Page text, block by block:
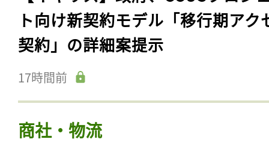
ト向け新契約モデル「移行期アク
契約」の詳細案提示
17時間前
商社・物流